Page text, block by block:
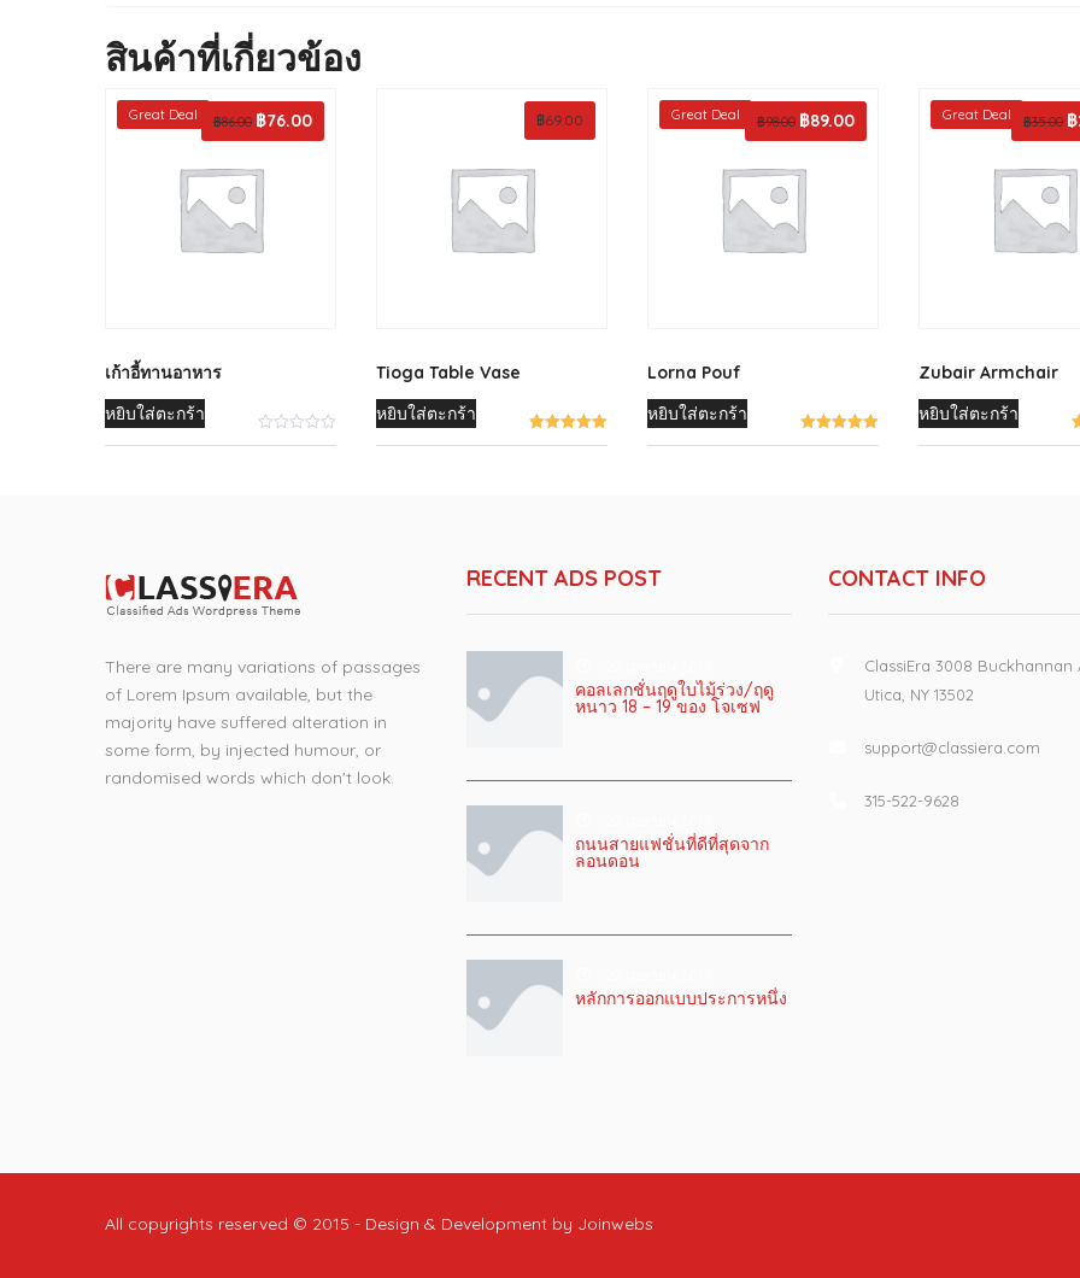
สินค้าที่เกี่ยวข้อง
Great Deal
เก้าอี้ทานอาหาร
฿86.00 Original
price
was:
฿76.00Current
price
หยิบใส่ตะกร้า
Tioga Table Vase
฿69.00
หยิบใส่ตะกร้า
Great Deal
Lorna Pouf
฿98.00 Original
price
was:
฿89.00Current
price
หยิบใส่ตะกร้า
Great Deal
Zubair Armchair
฿35.00 ฿
หยิบใส่ตะกร้า
There are many variations of passages
of Lorem Ipsum available, but the
majority have suffered alteration in
some form, by injected humour, or
randomised words which don't look.
RECENT ADS POST
คอลเลกชั่นฤดูใบไม้ร่วง/ฤดู
หนาว 18 – 19 ของ โจเซฟ
ถนนสายแฟชั่นที่ดีที่สุดจาก
ลอนดอน
หลักการออกแบบประการหนึ่ง
CONTACT INFO
ClassiEra 3008 Buckhannan
Utica, NY 13502
support@classiera.com
315-522-9628
All copyrights reserved © 2015 - Design & Development by Joinwebs